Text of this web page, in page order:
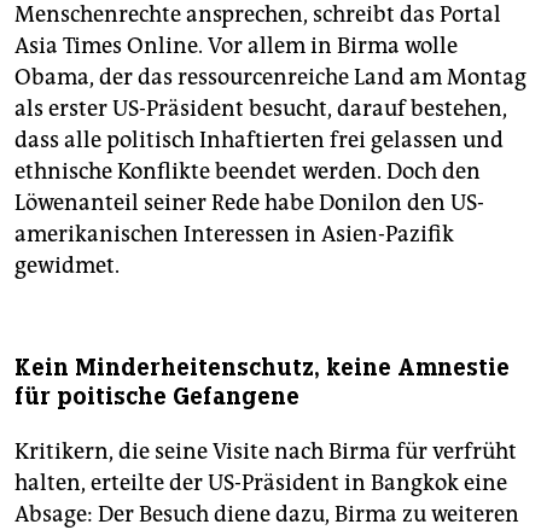
Menschenrechte ansprechen, schreibt das Portal
Asia Times Online. Vor allem in Birma wolle
Obama, der das ressourcenreiche Land am Montag
als erster US-Präsident besucht, darauf bestehen,
dass alle politisch Inhaftierten frei gelassen und
ethnische Konflikte beendet werden. Doch den
Löwenanteil seiner Rede habe Donilon den US-
amerikanischen Interessen in Asien-Pazifik
gewidmet.
Kein Minderheitenschutz, keine Amnestie
für poitische Gefangene
Kritikern, die seine Visite nach Birma für verfrüht
halten, erteilte der US-Präsident in Bangkok eine
Absage: Der Besuch diene dazu, Birma zu weiteren